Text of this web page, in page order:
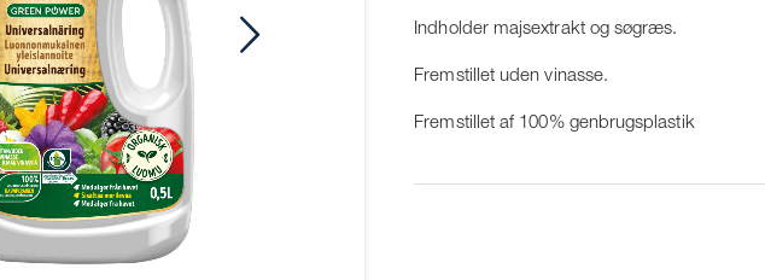
Indholder majsextrakt og søgræs.
Fremstillet uden vinasse.
Fremstillet af 100% genbrugsplastik